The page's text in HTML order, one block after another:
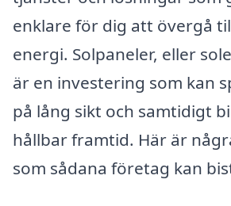
enklare för dig att övergå
energi. Solpaneler, eller
är en investering som kan
på lång sikt och samtidigt
hållbar framtid. Här är
som sådana företag kan